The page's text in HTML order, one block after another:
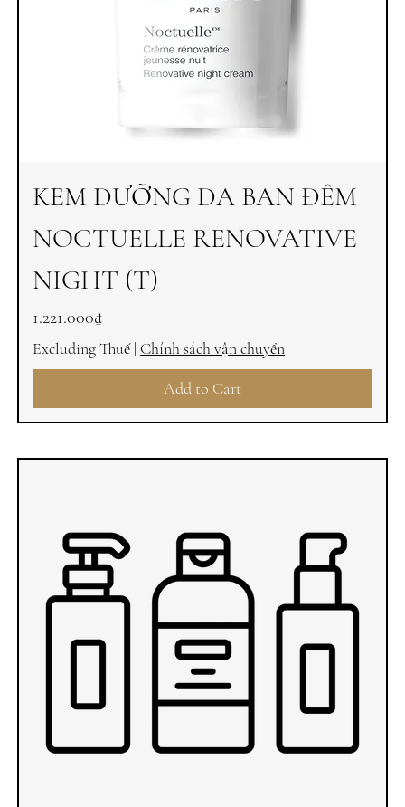
KEM DƯỠNG DA BAN ĐÊM
NOCTUELLE RENOVATIVE
NIGHT (T)
Price
1.221.000₫
Excluding Thuế| Chính sách vận chuyển
Add to Cart